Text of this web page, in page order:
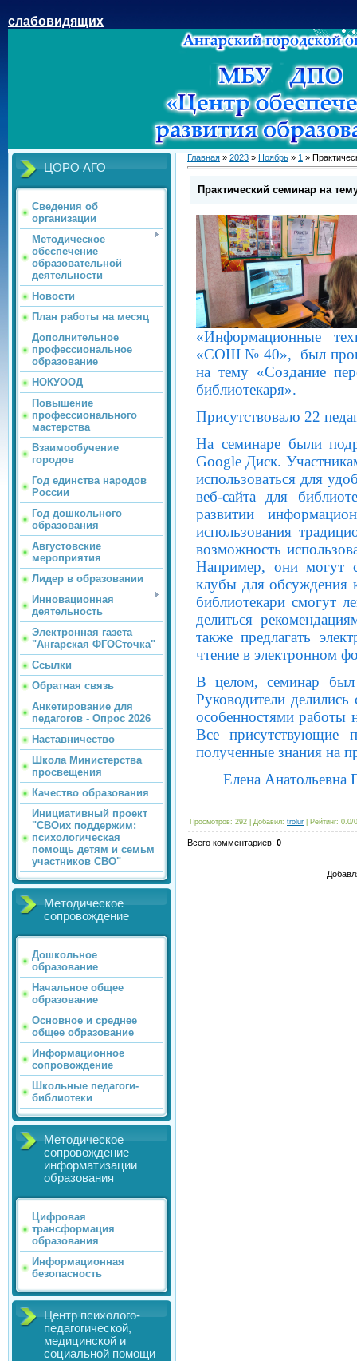
слабовидящих
ЦОРО АГО
Сведения об
организации
Методическое
обеспечение
образовательной
деятельности
Новости
План работы на месяц
Дополнительное
профессиональное
образование
НОКУООД
Повышение
профессионального
мастерства
Взаимообучение
городов
Год единства народов
России
Год дошкольного
образования
Августовские
мероприятия
Лидер в образовании
Инновационная
деятельность
Электронная газета
"Ангарская ФГОСточка"
Ссылки
Обратная связь
Анкетирование для
педагогов - Опрос 2026
Наставничество
Школа Министерства
просвещения
Качество образования
Инициативный проект
"СВОих поддержим:
психологическая
помощь детям и семьм
участников СВО"
Методическое
сопровождение
Дошкольное
образование
Начальное общее
образование
Основное и среднее
общее образование
Информационное
сопровождение
Школьные педагоги-
библиотеки
Методическое
сопровождение
информатизации
образования
Цифровая
трансформация
образования
Информационная
безопасность
Центр психолого-
педагогической,
медицинской и
социальной помощи
Главная » 2023 » Ноябрь » 1 »
Практический семинар на
«Информационные
«СОШ № 40», был
на тему «Создание
библиотекаря».
Присутствовало 22
На семинаре были
Google Диск.
использоваться для
веб-сайта для
развитии
использования
возможность
Например, они могут
клубы для обсуждения
библиотекари смогут
делиться
также предлагать
чтение в электронном
В целом, семинар был
Руководители
особенностями работы
Все присутствующие
полученные знания на
Елена Анатольевна
Просмотров: 292 | Добавил: trolur Рейтинг: 0.0/0
Всего комментариев: 0